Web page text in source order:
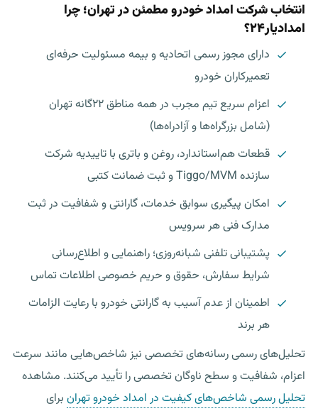
انتخاب شرکت امداد خودرو مطمئن در تهران؛ چرا
امدادیار۲۴؟
دارای مجوز رسمی اتحادیه و بیمه مسئولیت حرفه‌ای
تعمیرکاران خودرو
اعزام سریع تیم مجرب در همه مناطق ۲۲گانه تهران
(شامل بزرگراه‌ها و آزادراه‌ها)
قطعات هم‌استاندارد، روغن و باتری با تاییدیه شرکت
سازنده Tiggo/MVM و ثبت ضمانت کتبی
امکان پیگیری سوابق خدمات، گارانتی و شفافیت در ثبت
مدارک فنی هر سرویس
پشتیبانی تلفنی شبانه‌روزی؛ راهنمایی و اطلاع‌رسانی
شرایط سفارش، حقوق و حریم خصوصی اطلاعات تماس
اطمینان از عدم آسیب به گارانتی خودرو با رعایت الزامات
هر برند
تحلیل‌های رسمی رسانه‌های تخصصی نیز شاخص‌هایی مانند سرعت
اعزام، شفافیت و سطح ناوگان تخصصی را تأیید می‌کنند. مشاهده
تحلیل رسمی شاخص‌های کیفیت در امداد خودرو تهران برای